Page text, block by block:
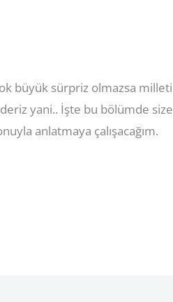
büyük sürpriz olmazsa milleti
yani.. İşte bu bölümde size
anlatmaya çalışacağım.